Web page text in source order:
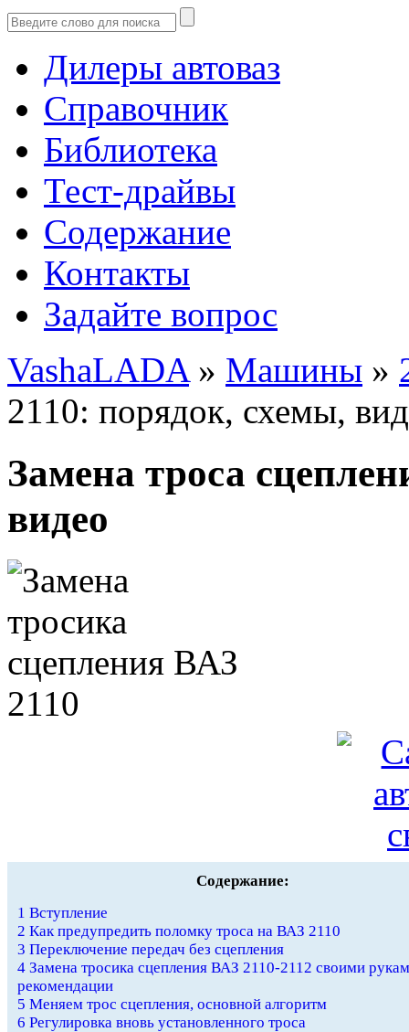
Дилеры автоваз
Справочник
Библиотека
Тест-драйвы
Содержание
Контакты
Задайте вопрос
VashaLADA» Машины »
2110: порядок, схемы,
Замена троса
видео
Содержание:
1 Вступление
2 Как предупредить поломку троса на ВАЗ 2110
3 Переключение передач без сцепления
4 Замена тросика сцепления ВАЗ 2110-2112 своими
рекомендации
5 Меняем трос сцепления, основной алгоритм
6 Регулировка вновь установленного троса